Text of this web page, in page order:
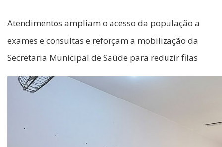
Atendimentos ampliam o acesso da população a
exames e consultas e reforçam a mobilização da
Secretaria Municipal de Saúde para reduzir filas